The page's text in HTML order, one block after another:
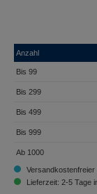
Anzahl
Bis99
Bis299
Bis499
Bis999
Ab 1000
Lieferzeit: 2-5 Tage